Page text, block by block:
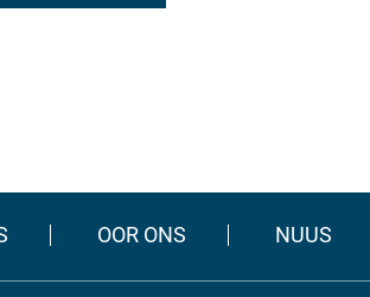
OOR ONS NUUS